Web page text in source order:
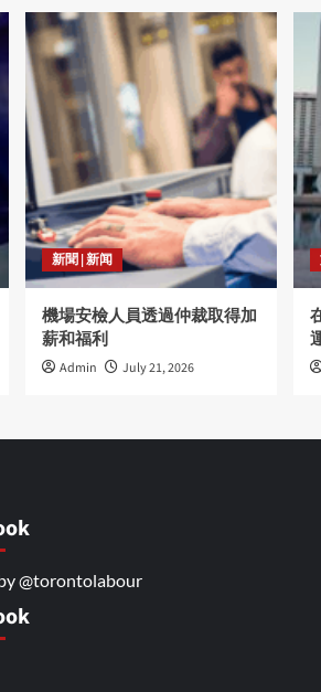
新聞 | 新闻
機場安檢人員透過仲裁取得加
薪和福利
Admin July 21, 2026
@torontolabour